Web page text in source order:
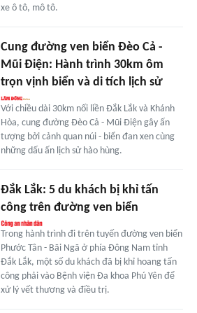
xe ô tô, mô tô.
Cung đường ven biển Đèo Cả -
Mũi Điện: Hành trình 30km ôm
trọn vịnh biển và di tích lịch sử
Với chiều dài 30km nối liền Đắk Lắk và Khánh
Hòa, cung đường Đèo Cả - Mũi Điện gây ấn
tượng bởi cảnh quan núi - biển đan xen cùng
những dấu ấn lịch sử hào hùng.
Đắk Lắk: 5 du khách bị khỉ tấn
công trên đường ven biển
Trong hành trình đi trên tuyến đường ven biển
Phước Tân - Bãi Ngã ở phía Đông Nam tỉnh
Đắk Lắk, một số du khách đã bị khỉ hoang tấn
công phải vào Bệnh viện Đa khoa Phú Yên để
xử lý vết thương và điều trị.